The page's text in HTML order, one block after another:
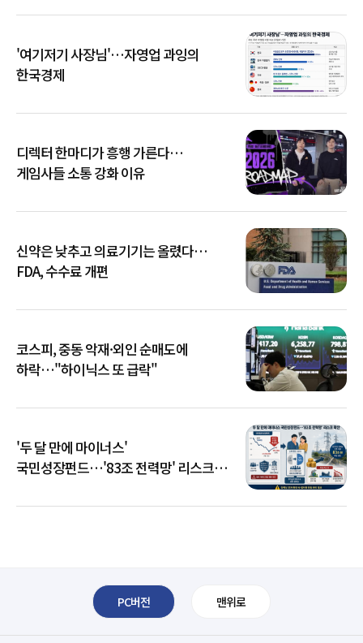
'여기저기 사장님'…자영업 과잉의
한국경제
디렉터 한마디가 흥행 가른다…
게임사들 소통 강화 이유
신약은 낮추고 의료기기는 올렸다…
FDA, 수수료 개편
코스피, 중동 악재·외인 순매도에
하락…"하이닉스 또 급락"
'두 달 만에 마이너스'
국민성장펀드…'83조 전력망' 리스크
PC버전 맨위로